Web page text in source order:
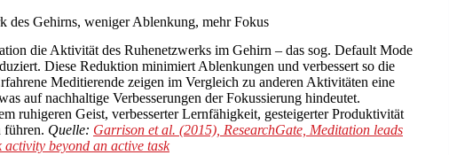
des Gehirns, weniger Ablenkung, mehr Fokus
die Aktivität des Ruhenetzwerks im Gehirn – das sog. Default Mode
Diese Reduktion minimiert Ablenkungen und verbessert so die
Meditierende zeigen im Vergleich zu anderen Aktivitäten eine
auf nachhaltige Verbesserungen der Fokussierung hindeutet.
ruhigeren Geist, verbesserter Lernfähigkeit, gesteigerter Produktivität
führen. Quelle: Garrison et al. (2015), ResearchGate, Meditation leads
beyond an active task